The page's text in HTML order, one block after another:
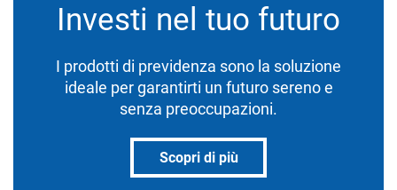
Investi nel tuo futuro
I prodotti di previdenza sono la soluzione
ideale per garantirti un futuro sereno e
senza preoccupazioni.
Scopri di più